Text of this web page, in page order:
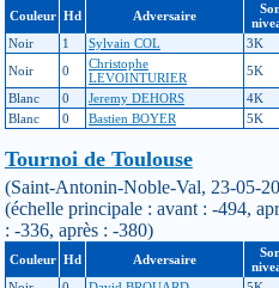
Couleur Hd Adversaire
Noir
1 Sylvain COL 3K
Noir
0
Christophe
LEVOINTURIER
5K
Blanc
0 Jeremy DEHORS 4K
Blanc
0 Bastien BOYER 5K
Tournoi de Toulouse
(Saint-Antonin-Noble-Val, 23-05-
(échelle principale : avant : -494,
: -336, après : -380)
Couleur Hd Adversaire